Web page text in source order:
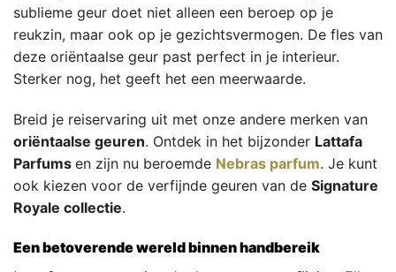
sublieme geur doet niet alleen een beroep op je
reukzin, maar ook op je gezichtsvermogen. De fles van
deze oriëntaalse geur past perfect in je interieur.
Sterker nog, het geeft het een meerwaarde.
Breid je reiservaring uit met onze andere merken van
oriëntaalse geuren. Ontdek in het bijzonder Lattafa
Parfums en zijn nu beroemde Nebras parfum. Je kunt
ook kiezen voor de verfijnde geuren van de Signature
Royale collectie.
Een betoverende wereld binnen handbereik